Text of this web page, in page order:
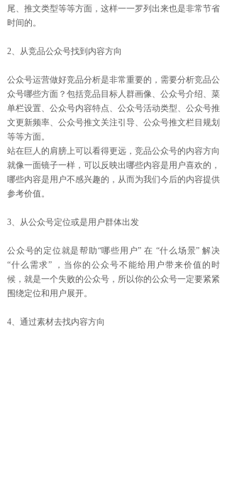
尾、推文类型等等方面，这样一一罗列出来也是非常节省
时间的。
2、从竞品公众号找到内容方向
公众号运营做好竞品分析是非常重要的，需要分析竞品公
众号哪些方面？包括竞品目标人群画像、公众号介绍、菜
单栏设置、公众号内容特点、公众号活动类型、公众号推
文更新频率、公众号推文关注引导、公众号推文栏目规划
等等方面。
站在巨人的肩膀上可以看得更远，竞品公众号的内容方向
就像一面镜子一样，可以反映出哪些内容是用户喜欢的，
哪些内容是用户不感兴趣的，从而为我们今后的内容提供
参考价值。
3、从公众号定位或是用户群体出发
公众号的定位就是帮助“哪些用户” 在 “什么场景” 解决
“什么需求” ，当你的公众号不能给用户带来价值的时
候，就是一个失败的公众号，所以你的公众号一定要紧紧
围绕定位和用户展开。
4、通过素材去找内容方向